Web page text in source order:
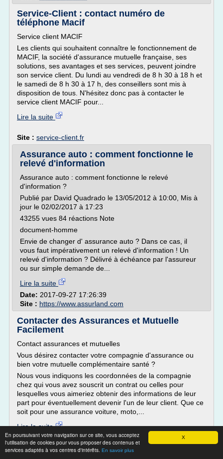
X
En poursuivant votre navigation sur ce site, vous acceptez
l'utilisation de cookies pour vous proposer des contenus et
services adaptés à vos centres d'intérêts. En savoir plus
Service-Client : contact numéro de
téléphone Macif
Service client MACIF
Les clients qui souhaitent connaître le fonctionnement de
MACIF, la société d'assurance mutuelle française, ses
solutions, ses avantages et ses services, peuvent joindre
son service client. Du lundi au vendredi de 8 h 30 à 18 h et
le samedi de 8 h 30 à 17 h, des conseillers sont mis à
disposition de tous. N'hésitez donc pas à contacter le
service client MACIF pour...
Lire la suite
Site : service-client.fr
Assurance auto : comment fonctionne le
relevé d'information
Assurance auto : comment fonctionne le relevé
d'information ?
Publié par David Quadrado le 13/05/2012 à 10:00, Mis à
jour le 02/02/2017 à 17:23
43255 vues 84 réactions Note
document-homme
Envie de changer d' assurance auto ? Dans ce cas, il
vous faut impérativement un relevé d'information ! Un
relevé d'information ? Délivré à échéance par l'assureur
ou sur simple demande de...
Lire la suite
Date: 2017-09-27 17:26:39
Site : https://www.assurland.com
Contacter des Assurances et Mutuelle
Facilement
Contact assurances et mutuelles
Vous désirez contacter votre compagnie d'assurance ou
bien votre mutuelle complémentaire santé ?
Nous vous indiquons les coordonnées de la compagnie
chez qui vous avez souscrit un contrat ou celles pour
lesquelles vous aimeriez obtenir des informations de leur
part pour éventuellement devenir l'un de leur client. Que ce
soit pour une assurance voiture, moto,...
Lire la suite
Site :http://www.contact-telephone.com